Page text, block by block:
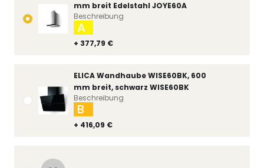
mm breit Edelstahl JOYE60A
+ 377,79 €
A
Beschreibung
ELICA Wandhaube WISE60BK, 600
mm breit, schwarz WISE60BK
+ 416,09 €
B
Beschreibung